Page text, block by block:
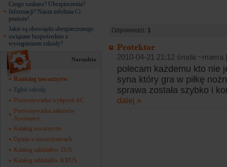
Czego szukasz? Ubezpieczenia?
Informacji? Nasza infolinia Ci
pomoże!
Jakie są obowiązki ubezpieczonego
związane bezpośrednio z
wystąpieniem szkody?
Narzędzia
Ranking towarzystw
Zgłoś szkodę
Porównywarka wyłączeń AC
Porównywarka zakresów
Assistance
Katalog towarzystw
Opinie o towarzystwach
Katalog oddziałów ZUS
Katalog oddziałów KRUS
Odpowiedzi: 1
Protektor
2010-04-21 21:12 środa ~mama
polecam każdemu kto nie
syna który gra w piłkę
sprawa została szybko i
dalej »